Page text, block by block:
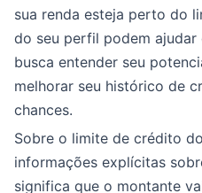
sua renda esteja perto do
do seu perfil podem ajudar
busca entender seu
melhorar seu histórico de
chances.
Sobre o limite de crédito
informações explícitas
significa que o montante